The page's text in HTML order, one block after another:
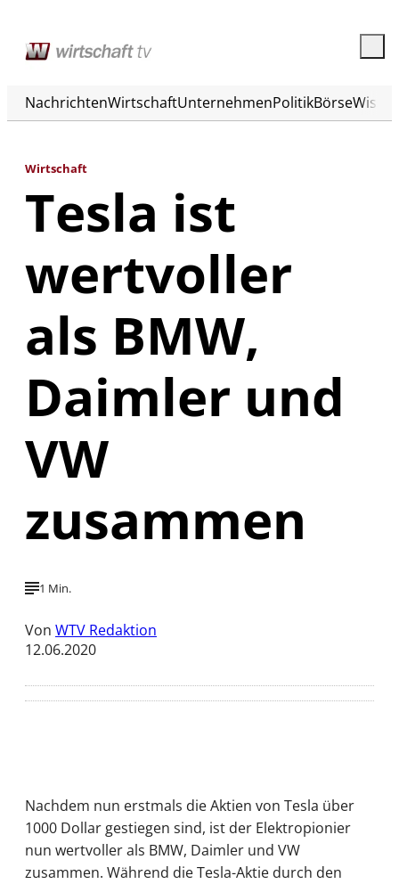
NachrichtenWirtschaftUnternehmenPolitikBörse
Wirtschaft
Tesla ist
wertvoller
als BMW,
Daimler und
VW
zusammen
1 Min.
Von WTV Redaktion
12.06.2020
Nachdem nun erstmals die Aktien von Tesla über
1000 Dollar gestiegen sind, ist der Elektropionier
nun wertvoller als BMW, Daimler und VW
zusammen. Während die Tesla-Aktie durch den